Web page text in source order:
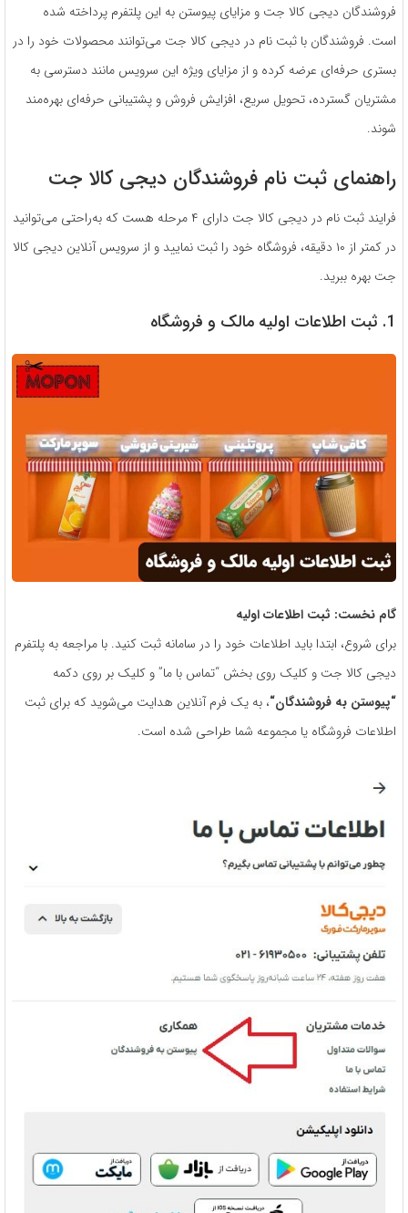
فروشندگان دیجی کالا جت و مزایای پیوستن به این پلتفرم پرداخته شده
است. فروشندگان با ثبت نام در دیجی کالا جت می‌توانند محصولات خود را در
بستری حرفه‌ای عرضه کرده و از مزایای ویژه این سرویس مانند دسترسی به
مشتریان گسترده، تحویل سریع، افزایش فروش و پشتیبانی حرفه‌ای بهره‌مند
شوند.
راهنمای ثبت نام فروشندگان دیجی کالا جت
فرایند ثبت ­نام در دیجی کالا جت دارای ۴ مرحله هست که به‌راحتی می­‌توانید
در کمتر از ۱۰ دقیقه، فروشگاه خود را ثبت نمایید و از سرویس آنلاین دیجی کالا
جت بهره ببرید.
1. ثبت اطلاعات اولیه مالک و فروشگاه
گام نخست: ثبت اطلاعات اولیه
برای شروع، ابتدا باید اطلاعات خود را در سامانه ثبت کنید. با مراجعه به پلتفرم
دیجی کالا جت و کلیک روی بخش “تماس با ما” و کلیک بر روی دکمه
“پیوستن به فروشندگان“، به یک فرم آنلاین هدایت می‌شوید که برای ثبت
اطلاعات فروشگاه یا مجموعه شما طراحی شده است.